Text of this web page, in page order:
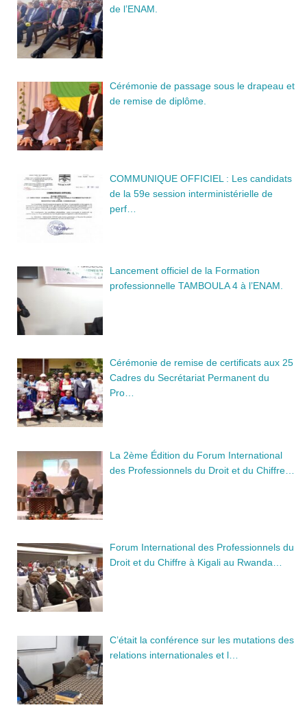
de l’ENAM.
Cérémonie de passage sous le drapeau et
de remise de diplôme.
COMMUNIQUE OFFICIEL : Les candidats
de la 59e session interministérielle de
perf…
Lancement officiel de la Formation
professionnelle TAMBOULA 4 à l’ENAM.
Cérémonie de remise de certificats aux 25
Cadres du Secrétariat Permanent du
Pro…
La 2ème Édition du Forum International
des Professionnels du Droit et du Chiffre…
Forum International des Professionnels du
Droit et du Chiffre à Kigali au Rwanda…
C’était la conférence sur les mutations des
relations internationales et l…